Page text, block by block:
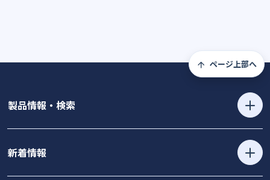
ページ上部へ
製品情報・検索
新着情報